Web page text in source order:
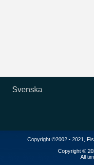
Svenska
Copyright ©2002 - 2021,
Copyright ©
All